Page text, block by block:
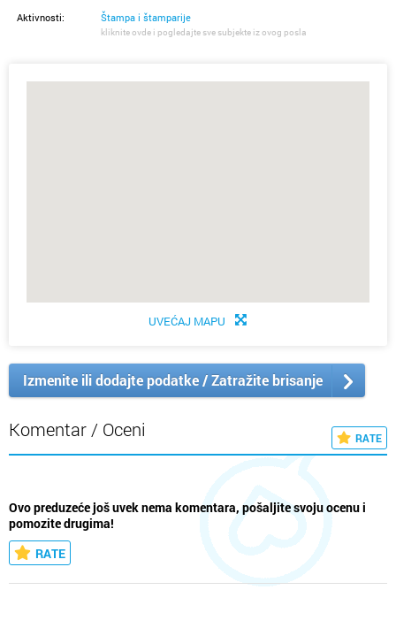
Aktivnosti: Štampa i štamparije
kliknite ovde i pogledajte sve subjekte iz ovog posla
UVEĆAJ MAPU
Izmenite ili dodajte podatke / Zatražite brisanje
Komentar / Oceni RATE
Ovo preduzeće još uvek nema komentara, pošaljite svoju ocenu i
pomozite drugima!
RATE